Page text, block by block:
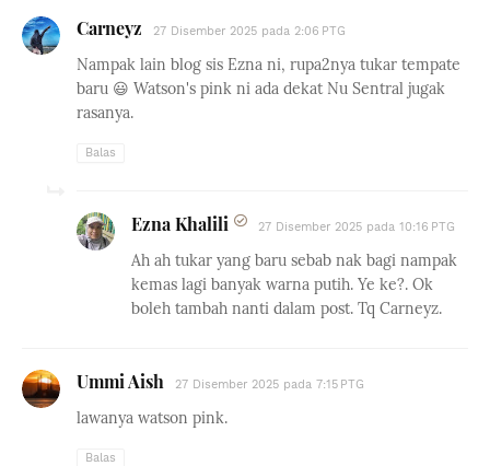
Carneyz 27 Disember 2025 pada 2:06 PTG
Nampak lain blog sis Ezna ni, rupa2nya tukar tempate
baru 😃 Watson's pink ni ada dekat Nu Sentral jugak
rasanya.
Balas
Ezna Khalili 27 Disember 2025 pada 10:16 PTG
Ah ah tukar yang baru sebab nak bagi nampak
kemas lagi banyak warna putih. Ye ke?. Ok
boleh tambah nanti dalam post. Tq Carneyz.
Ummi Aish 27 Disember 2025 pada 7:15 PTG
lawanya watson pink.
Balas